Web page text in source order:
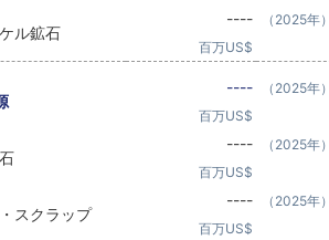
ル鉱石
----
百万US$
（2025年
----
百万US$
（2025年
----
百万US$
（2025年
スクラップ
----
百万US$
（2025年